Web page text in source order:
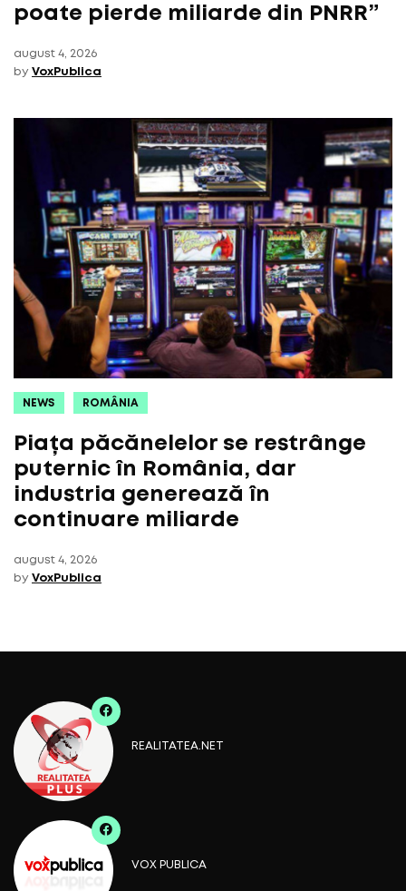
poate pierde miliarde din PNRR”
august 4, 2026
by VoxPublica
NEWS ROMÂNIA
Piața păcănelelor se restrânge
puternic în România, dar
industria generează în
continuare miliarde
august 4, 2026
by VoxPublica
REALITATEA.NET
VOX PUBLICA